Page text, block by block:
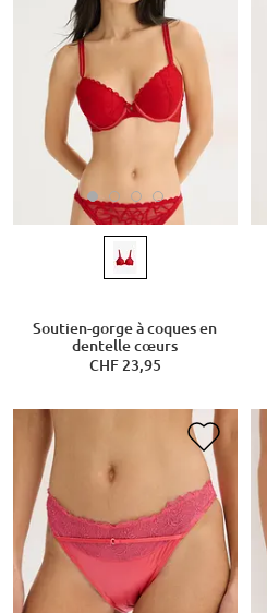
Soutien-gorge à coques en
dentelle cœurs
CHF 23,95